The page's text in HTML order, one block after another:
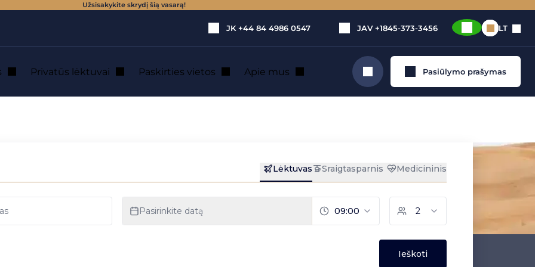
Užsisakykite skrydį šią vasarą!
JK +44 84 4986 0547 JAV +1845-373-3456 LT
Privatūs lėktuvai Paskirties vietos Apie mus Ieškoti Pasiūlymo prašymas